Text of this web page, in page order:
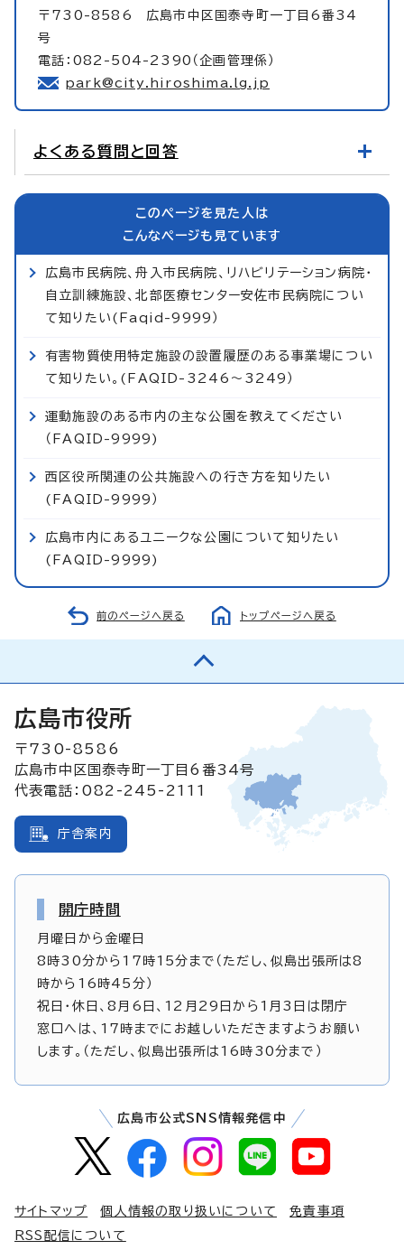
〒730-8586 広島市中区国泰寺町一丁目6番34
号
電話：082-504-2390（企画管理係）
park@city.hiroshima.lg.jp
よくある質問と回答
このページを見た人は
こんなページも見ています
広島市民病院、舟入市民病院、リハビリテーション病院・
自立訓練施設、北部医療センター安佐市民病院につい
て知りたい(Faqid-9999）
有害物質使用特定施設の設置履歴のある事業場につい
て知りたい。(FAQID-3246～3249）
運動施設のある市内の主な公園を教えてください
（FAQID-9999)
西区役所関連の公共施設への行き方を知りたい
(FAQID-9999）
広島市内にあるユニークな公園について知りたい
(FAQID-9999)
前のページへ戻る トップページへ戻る
広島市役所
〒730-8586
広島市中区国泰寺町一丁目6番34号
代表電話：082-245-2111
庁舎案内
開庁時間
月曜日から金曜日
8時30分から17時15分まで（ただし、似島出張所は8
時から16時45分）
祝日・休日、8月6日、12月29日から1月3日は閉庁
窓口へは、17時までにお越しいただきますようお願い
します。（ただし、似島出張所は16時30分まで）
広島市公式SNS情報発信中
サイトマップ 個人情報の取り扱いについて
免責事項
RSS配信について